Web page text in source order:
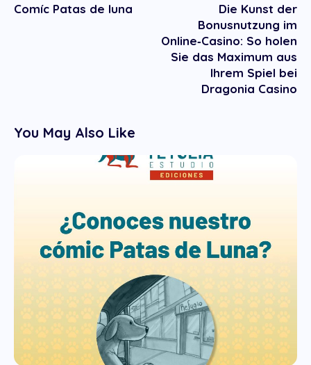
Comíc Patas de luna
Die Kunst der
Bonusnutzung im
Online‑Casino: So holen
Sie das Maximum aus
Ihrem Spiel bei
Dragonia Casino
You May Also Like